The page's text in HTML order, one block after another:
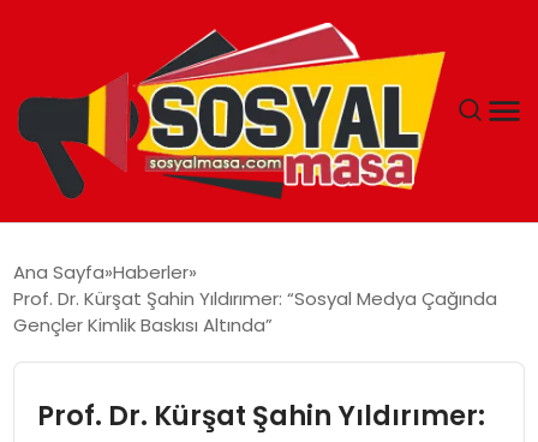
EKONOMI
Ana Sayfa Haberler
Prof. Dr. Kürşat Şahin Yıldırımer: “Sosyal Medya Çağında
Gençler Kimlik Baskısı Altında”
Prof. Dr. Kürşat Şahin Yıldırımer: